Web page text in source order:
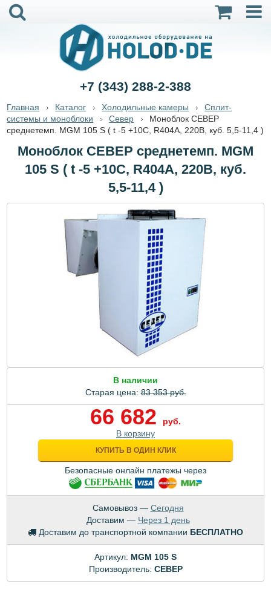
+7 (343) 288-2-388
Главная Каталог Холодильные камеры
Сплит-
системы и моноблоки
Север
Моноблок СЕВЕР
среднетемп. MGM 105 S ( t -5 +10C, R404A, 220B, куб. 5,5-11,4 )
Моноблок СЕВЕР среднетемп. MGM
105 S ( t -5 +10C, R404A, 220B, куб.
5,5-11,4 )
В наличии
Старая цена:83 353 руб.
66 682
руб.
В корзину
КУПИТЬ В ОДИН КЛИК
Безопасные онлайн платежы через
Самовывоз — Сегодня
Доставим — Через 1 день
Доставим до транспортной компании БЕСПЛАТНО
Артикул: MGM 105 S
Производитель: CEBEP